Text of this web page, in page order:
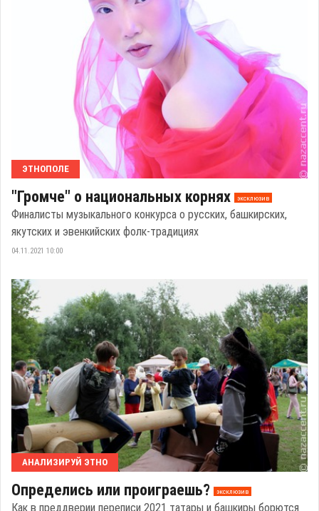
ЭТНОПОЛЕ
"Громче" о национальных корнях эксклюзив
Финалисты музыкального конкурса о русских, башкирских,
якутских и эвенкийских фолк-традициях
04.11.2021 10:00
АНАЛИЗИРУЙ ЭТНО
Определись или проиграешь? эксклюзив
Как в преддверии переписи 2021 татары и башкиры борются